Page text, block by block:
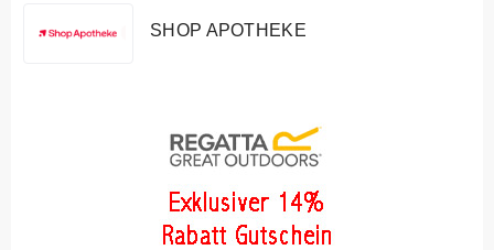
SHOP APOTHEKE